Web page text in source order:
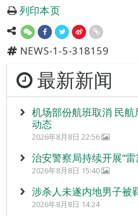
列印本页
NEWS-1-5-318159
最新新闻
机场部份航班取消 民
动态
2026年8月8日 22:56
治安警察局持续开展“
2026年8月8日 15:40
涉杀人未遂内地男子被
2026年8月8日 14:24